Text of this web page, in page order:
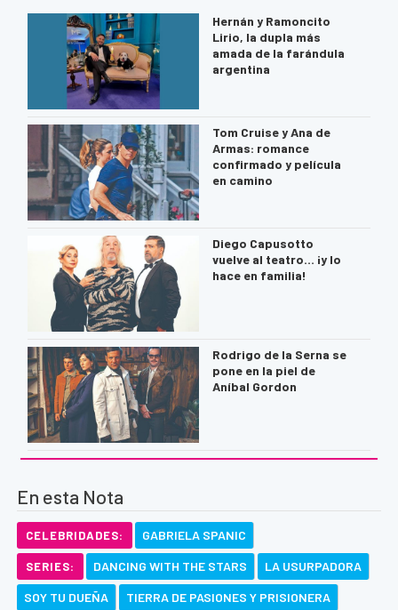
Hernán y Ramoncito
Lirio, la dupla más
amada de la farándula
argentina
Tom Cruise y Ana de
Armas: romance
confirmado y película
en camino
Diego Capusotto
vuelve al teatro… ¡y lo
hace en familia!
Rodrigo de la Serna se
pone en la piel de
Aníbal Gordon
En esta Nota
CELEBRIDADES: GABRIELA SPANIC
SERIES: DANCING WITH THE STARS LA USURPADORA
SOY TU DUEÑA TIERRA DE PASIONES Y PRISIONERA